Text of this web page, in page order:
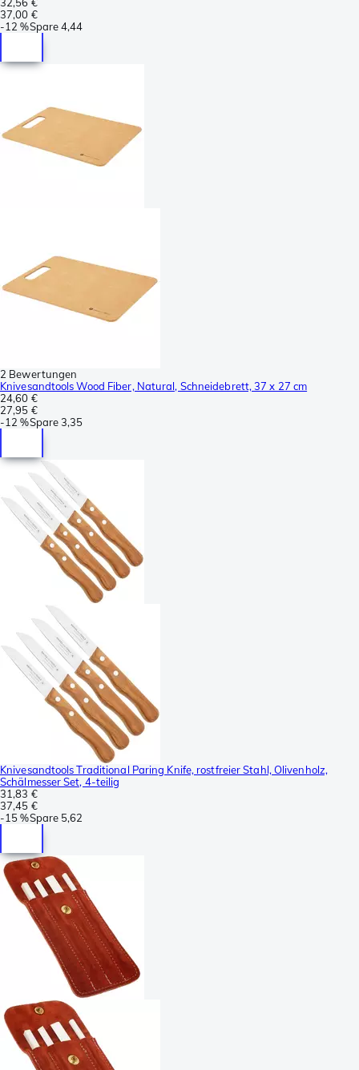
37,00 €
-12 %Spare4,44
2 Bewertungen
Knivesandtools Wood Fiber, Natural, Schneidebrett, 37 x 27 cm
24,60 €
27,95 €
-12 %Spare3,35
Knivesandtools Traditional Paring Knife, rostfreier Stahl, Olivenholz,
Schälmesser Set, 4-teilig
31,83 €
37,45 €
-15 %Spare 5,62